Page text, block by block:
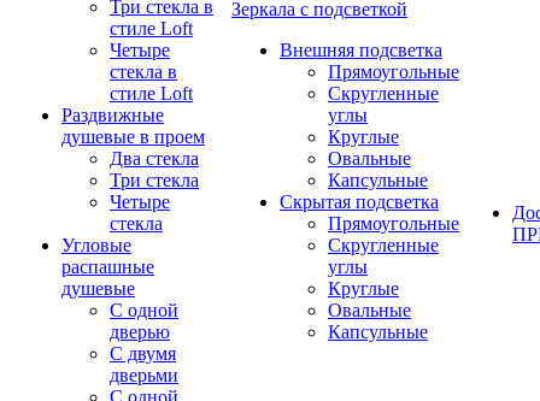
Три стекла в
стиле Loft
Четыре
стекла в
стиле Loft
Раздвижные
душевые в проем
Два стекла
Три стекла
Четыре
стекла
Угловые
распашные
душевые
С одной
дверью
С двумя
дверьми
С одной
Зеркала с подсветкой
Внешняя подсветка
Прямоугольные
Скругленные
углы
Круглые
Овальные
Капсульные
Скрытая подсветка
Прямоугольные
Скругленные
углы
Круглые
Овальные
Капсульные